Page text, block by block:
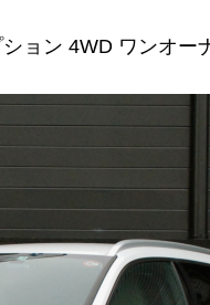
ョン 4WD ワンオー